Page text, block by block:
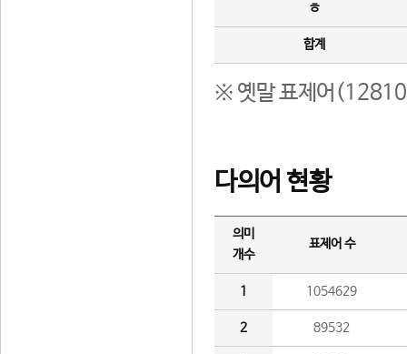
ㅎ
합계
※ 옛말 표제어(12810
다의어 현황
의미
개수
표제어 수
1 1054629
2 89532